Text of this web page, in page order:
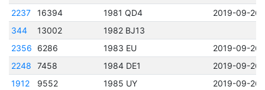
2237
16394 1981 QD4
2019-09-26
344
13002
1982 BJ13
2356
6286 1983 EU
2019-09-26
2248
7458 1984 DE1
2019-09-26
1912
9552 1985 UY
2019-09-26